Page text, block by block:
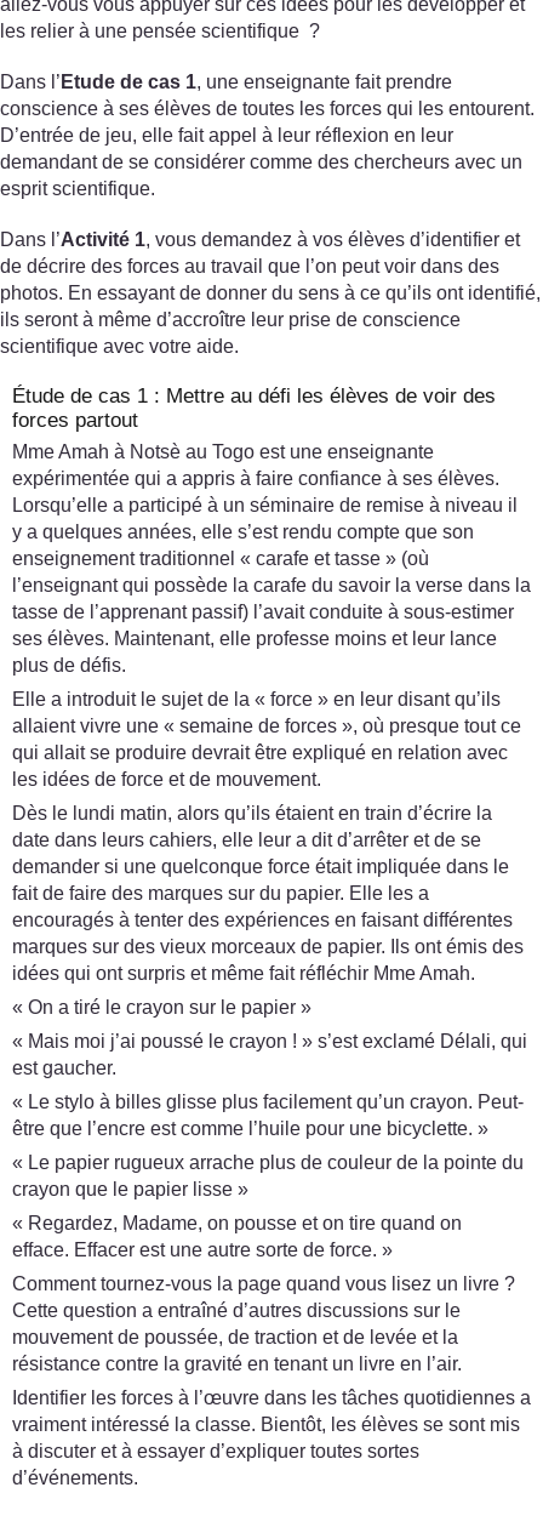
allez-vous vous appuyer sur ces idées pour les développer et
les relier à une pensée scientifique ?
Dans l’ Etude de cas 1, une enseignante fait prendre
conscience à ses élèves de toutes les forces qui les entourent.
D’entrée de jeu, elle fait appel à leur réflexion en leur
demandant de se considérer comme des chercheurs avec un
esprit scientifique.
Dans l’Activité 1, vous demandez à vos élèves d’identifier et
de décrire des forces au travail que l’on peut voir dans des
photos. En essayant de donner du sens à ce qu’ils ont identifié,
ils seront à même d’accroître leur prise de conscience
scientifique avec votre aide.
Étude de cas 1 : Mettre au défi les élèves de voir des
forces partout
Mme Amah à Notsè au Togo est une enseignante
expérimentée qui a appris à faire confiance à ses élèves.
Lorsqu’elle a participé à un séminaire de remise à niveau il
y a quelques années, elle s’est rendu compte que son
enseignement traditionnel « carafe et tasse » (où
l’enseignant qui possède la carafe du savoir la verse dans la
tasse de l’apprenant passif) l’avait conduite à sous-estimer
ses élèves. Maintenant, elle professe moins et leur lance
plus de défis.
Elle a introduit le sujet de la « force » en leur disant qu’ils
allaient vivre une « semaine de forces », où presque tout ce
qui allait se produire devrait être expliqué en relation avec
les idées de force et de mouvement.
Dès le lundi matin, alors qu’ils étaient en train d’écrire la
date dans leurs cahiers, elle leur a dit d’arrêter et de se
demander si une quelconque force était impliquée dans le
fait de faire des marques sur du papier. Elle les a
encouragés à tenter des expériences en faisant différentes
marques sur des vieux morceaux de papier. Ils ont émis des
idées qui ont surpris et même fait réfléchir Mme Amah.
« On a tiré le crayon sur le papier »
« Mais moi j’ai poussé le crayon ! » s’est exclamé Délali, qui
est gaucher.
« Le stylo à billes glisse plus facilement qu’un crayon. Peut-
être que l’encre est comme l’huile pour une bicyclette. »
« Le papier rugueux arrache plus de couleur de la pointe du
crayon que le papier lisse »
« Regardez, Madame, on pousse et on tire quand on
efface. Effacer est une autre sorte de force. »
Comment tournez-vous la page quand vous lisez un livre ?
Cette question a entraîné d’autres discussions sur le
mouvement de poussée, de traction et de levée et la
résistance contre la gravité en tenant un livre en l’air.
Identifier les forces à l’œuvre dans les tâches quotidiennes a
vraiment intéressé la classe. Bientôt, les élèves se sont mis
à discuter et à essayer d’expliquer toutes sortes
d’événements.